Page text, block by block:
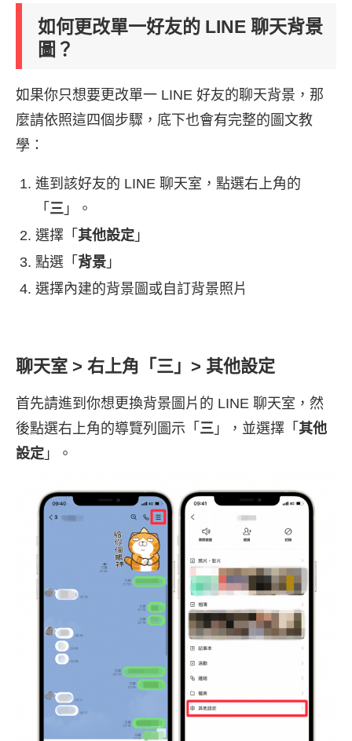
如何更改單一好友的 LINE 聊天背景
圖？
如果你只想要更改單一 LINE 好友的聊天背景，那
麼請依照這四個步驟，底下也會有完整的圖文教
學：
進到該好友的 LINE 聊天室，點選右上角的
「 三 」。
選擇「 其他設定 」
點選「 背景 」
選擇內建的背景圖或自訂背景照片
聊天室 > 右上角「三」> 其他設定
首先請進到你想更換背景圖片的 LINE 聊天室，然
後點選右上角的導覽列圖示「 三 」，並選擇「 其他
設定 」。